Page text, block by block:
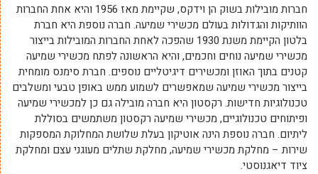
חברות מובילות בשוק הן וידקס, שקיימת מאז 1956 והיא אחת החברות
הוותיקות והגדולות בעולם מכשירי שמיעה. חברה נוספת היא חברת
בלטון הקיימת משנת 1930 שהפכה לאחת החברות המובילות בייצור
מכשירי שמיעה נוחים וחכמים, והיא הראשונה לפתח מכשירי שמיעה
קטנים בתוך האוזן ומכשירים דיגיטליים נוספים. חברת סימנס מומחית
בייצור מכשירי שמיעה שמאפשרים לשמוע ממש באופן טבעי ומשלבים
טכנולוגיות חדישות. רקסטון היא חברה מובילה גם כן למכשירי שמיעה
ופיתוחים טכנולוגיים, מכשירי שמיעה רקסטון משתמשים בסוללת
ליתיום. חברה נוספת הינה אוטיקון בעלת שלושת המחלוקת המספקות
שירות – מחלקת מכשירי שמיעה, מחלקת שתלים מעוגני עצם ומחלקת
ציוד דיאגנוסטי.